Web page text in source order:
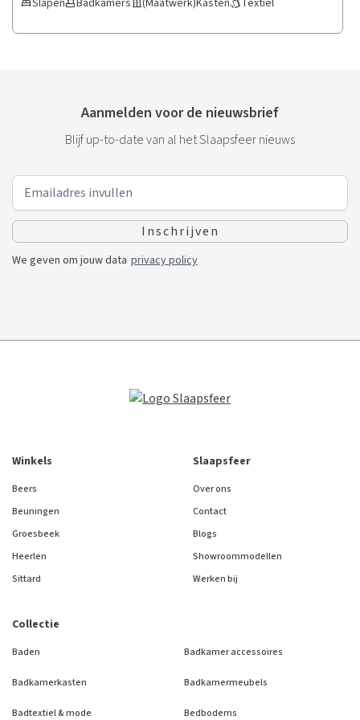
matras, bed of accessoires,
Jef zorgt ervoor dat je
rust komt en je je volledig
thuis voelt.
bedSlapenbathtubBadkamersdoor_sliding(Maatwerk)KastenstyleTextiel
Aanmelden voor de nieuwsbrief
Blijf up-to-date van al het Slaapsfeer nieuws
We geven om jouw data privacy policy
Collectie
Baden Badkamer accessoires
Badkamerkasten Badkamermeubels
Badtextiel & mode Bedbodems
Winkels
Beers
Beuningen
Groesbeek
Heerlen
Sittard
Slaapsfeer
Over ons
Contact
Blogs
Showroommodellen
Werken bij